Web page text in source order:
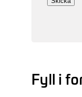
Fyll i